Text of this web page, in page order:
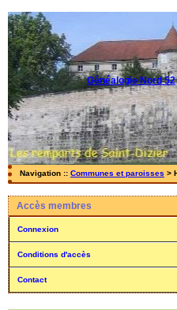
Généalogie Nord 52
Navigation :: Communes et paroisses >
Accès membres
Connexion
Conditions d'accès
Contact